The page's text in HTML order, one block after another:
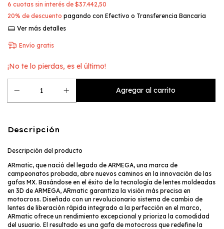
6 cuotas sin interés de $37.442,50
20% de descuento pagando con Efectivo o Transferencia Bancaria
Ver más detalles
Envío gratis
¡No te lo pierdas, es el último!
Descripción
Descripción del producto
ARmatic, que nació del legado de ARMEGA, una marca de
campeonatos probada, abre nuevos caminos en la innovación de las
gafas MX. Basándose en el éxito de la tecnología de lentes moldeadas
en 3D de ARMEGA, ARmatic garantiza la visión más precisa en
motocross. Diseñado con un revolucionario sistema de cambio de
lentes de liberación rápida integrado a la perfección en el marco,
ARmatic ofrece un rendimiento excepcional y prioriza la comodidad
del usuario. El resultado es una gafa de motocross que redefine la